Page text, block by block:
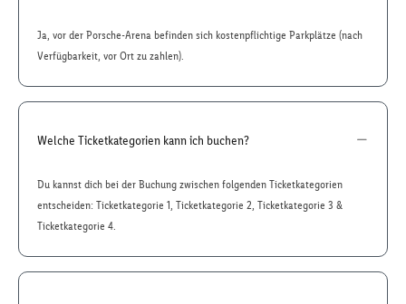
Ja, vor der Porsche-Arena befinden sich kostenpflichtige Parkplätze (nach
Verfügbarkeit, vor Ort zu zahlen).
Welche Ticketkategorien kann ich buchen?
Du kannst dich bei der Buchung zwischen folgenden Ticketkategorien
entscheiden: Ticketkategorie 1, Ticketkategorie 2, Ticketkategorie 3 &
Ticketkategorie 4.